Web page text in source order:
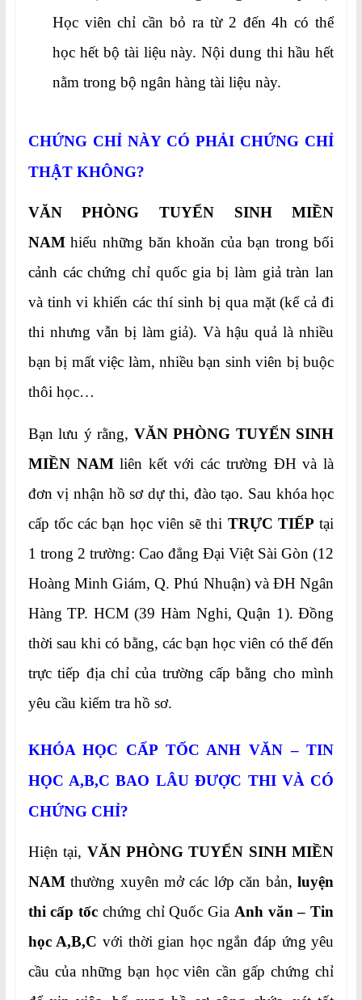
Học viên chỉ cần bỏ ra từ 2 đến 4h có thể
học hết bộ tài liệu này. Nội dung thi hầu hết
nằm trong bộ ngân hàng tài liệu này.
CHỨNG CHỈ NÀY CÓ PHẢI CHỨNG CHỈ
THẬT KHÔNG?
VĂN PHÒNG TUYỂN SINH MIỀN
NAMhiểu những băn khoăn của bạn trong bối
cảnh các chứng chỉ quốc gia bị làm giả tràn lan
và tinh vi khiến các thí sinh bị qua mặt (kể cả đi
thi nhưng vẫn bị làm giả). Và hậu quả là nhiều
bạn bị mất việc làm, nhiều bạn sinh viên bị buộc
thôi học…
Bạn lưu ý rằng, VĂN PHÒNG TUYỂN SINH
MIỀN NAMliên kết với các trường ĐH và là
đơn vị nhận hồ sơ dự thi, đào tạo. Sau khóa học
cấp tốc các bạn học viên sẽ thi TRỰC TIẾP tại
1 trong 2 trường: Cao đẳng Đại Việt Sài Gòn (12
Hoàng Minh Giám, Q. Phú Nhuận) và ĐH Ngân
Hàng TP. HCM (39 Hàm Nghi, Quận 1). Đồng
thời sau khi có bằng, các bạn học viên có thể đến
trực tiếp địa chỉ của trường cấp bằng cho mình
yêu cầu kiểm tra hồ sơ.
KHÓA HỌC CẤP TỐC ANH VĂN – TIN
HỌC A,B,C BAO LÂU ĐƯỢC THI VÀ CÓ
CHỨNG CHỈ?
Hiện tại, VĂN PHÒNG TUYỂN SINH MIỀN
NAMthường xuyên mở các lớp căn bản,luyện
thi cấp tốc chứng chỉ Quốc Gia Anh văn – Tin
học A,B,C với thời gian học ngắn đáp ứng yêu
cầu của những bạn học viên cần gấp chứng chỉ